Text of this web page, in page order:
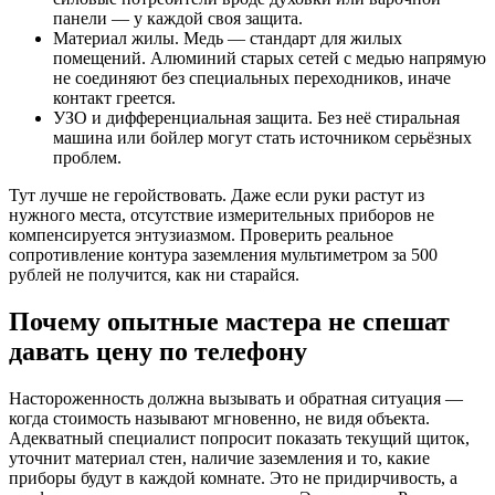
панели — у каждой своя защита.
Материал жилы. Медь — стандарт для жилых
помещений. Алюминий старых сетей с медью напрямую
не соединяют без специальных переходников, иначе
контакт греется.
УЗО и дифференциальная защита. Без неё стиральная
машина или бойлер могут стать источником серьёзных
проблем.
Тут лучше не геройствовать. Даже если руки растут из
нужного места, отсутствие измерительных приборов не
компенсируется энтузиазмом. Проверить реальное
сопротивление контура заземления мультиметром за 500
рублей не получится, как ни старайся.
Почему опытные мастера не спешат
давать цену по телефону
Настороженность должна вызывать и обратная ситуация —
когда стоимость называют мгновенно, не видя объекта.
Адекватный специалист попросит показать текущий щиток,
уточнит материал стен, наличие заземления и то, какие
приборы будут в каждой комнате. Это не придирчивость, а